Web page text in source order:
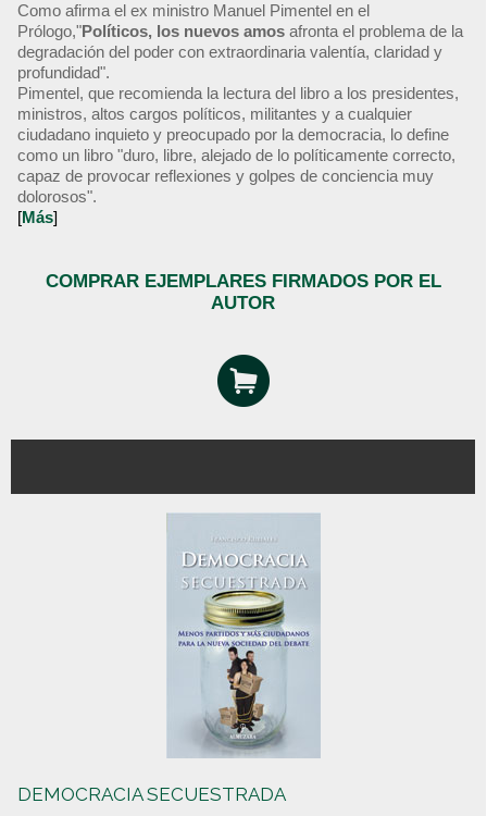
Como afirma el ex ministro Manuel Pimentel en el
Prólogo,"Políticos, los nuevos amos afronta el problema de la
degradación del poder con extraordinaria valentía, claridad y
profundidad".
Pimentel, que recomienda la lectura del libro a los presidentes,
ministros, altos cargos políticos, militantes y a cualquier
ciudadano inquieto y preocupado por la democracia, lo define
como un libro "duro, libre, alejado de lo políticamente correcto,
capaz de provocar reflexiones y golpes de conciencia muy
dolorosos".
[Más]
COMPRAR EJEMPLARES FIRMADOS POR EL
AUTOR
DEMOCRACIA SECUESTRADA